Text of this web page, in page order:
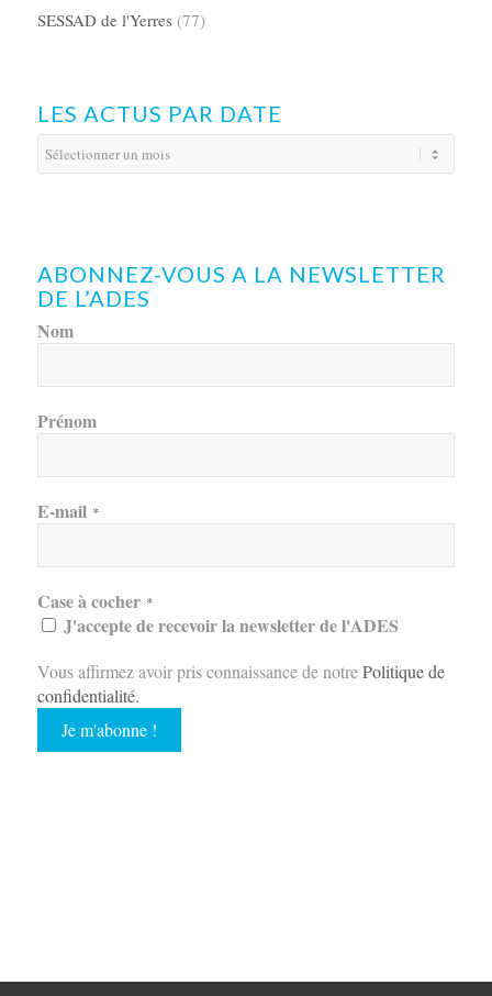
SESSAD de l'Yerres (77)
LES ACTUS PAR DATE
ABONNEZ-VOUS A LA NEWSLETTER
DE L’ADES
Nom
Prénom
E-mail *
Case à cocher *
J'accepte de recevoir la newsletter de l'ADES
Vous affirmez avoir pris connaissance de notrePolitique de
confidentialité.